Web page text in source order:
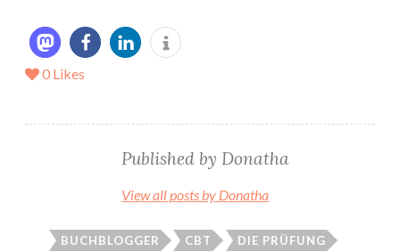
0 Likes
Published by Donatha
View all posts by Donatha
BUCHBLOGGER CBT DIE PRÜFUNG